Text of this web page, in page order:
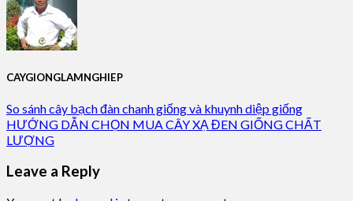
CAYGIONGLAMNGHIEP
So sánh cây bạch đàn chanh giống và khuynh diệp giống
HƯỚNG DẪN CHỌN MUA CÂY XẠ ĐEN GIỐNG CHẤT
LƯỢNG
Leave a Reply